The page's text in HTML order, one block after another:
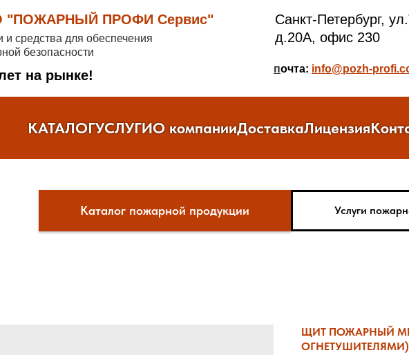
и средства для обеспечения
безопасности
на рынке!
Санкт-Петербург,
д.20А, офис 230
"ПОЖАРНЫЙ ПРОФИ Сервис"
почта: info@pozh-
КАТАЛОГУСЛУГИО компанииДоставкаЛицензия
Каталог пожарной продукции Услуги
ЩИТ ПОЖАРНЫЙ
ОГНЕТУШИТЕЛЯМИ)